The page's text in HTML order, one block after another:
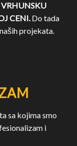
VRHUNSKU
CENI.Do tada
projekata.
sa kojima smo
i